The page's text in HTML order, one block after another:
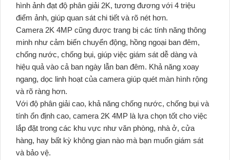
hình ảnh đạt độ phân giải 2K, tương đương với 4 triệu
điểm ảnh, giúp quan sát chi tiết và rõ nét hơn.
Camera 2K 4MP cũng được trang bị các tính năng thông
minh như cảm biến chuyển động, hồng ngoại ban đêm,
chống nước, chống bụi, giúp việc giám sát dễ dàng và
hiệu quả vào cả ban ngày lẫn ban đêm. Khả năng xoay
ngang, dọc linh hoạt của camera giúp quét màn hình rộng
và rõ ràng hơn.
Với độ phân giải cao, khả năng chống nước, chống bụi và
tính ổn định cao, camera 2K 4MP là lựa chọn tốt cho việc
lắp đặt trong các khu vực như văn phòng, nhà ở, cửa
hàng, hay bất kỳ không gian nào mà bạn muốn giám sát
và bảo vệ.